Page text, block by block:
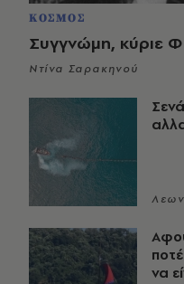
ΚΟΣΜΟΣ
Συγγνώμη, κύριε
Ντίνα Σαρακηνού
να